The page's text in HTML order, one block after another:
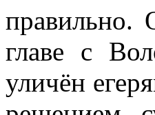
правильно.
главе с
уличён